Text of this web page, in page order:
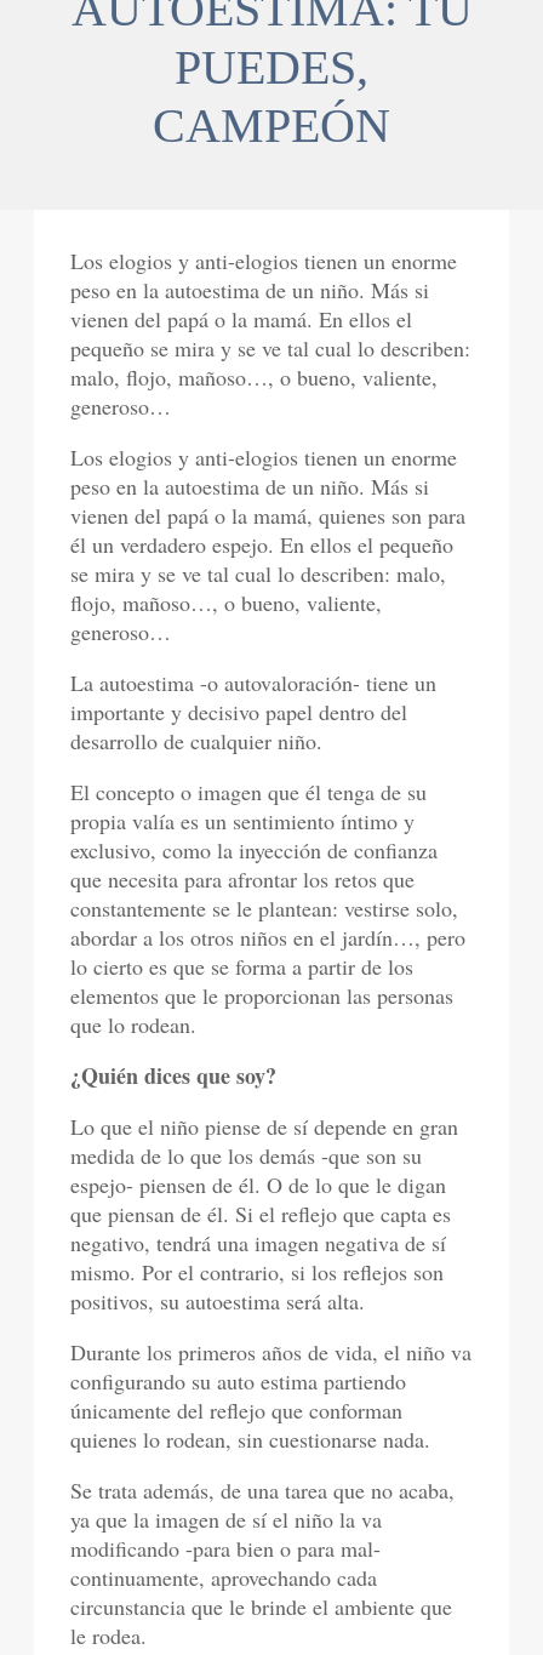
PUEDES,
CAMPEÓN
Los elogios y anti-elogios tienen un enorme
peso en la autoestima de un niño. Más si
vienen del papá o la mamá. En ellos el
pequeño se mira y se ve tal cual lo describen:
malo, flojo, mañoso…, o bueno, valiente,
generoso…
Los elogios y anti-elogios tienen un enorme
peso en la autoestima de un niño. Más si
vienen del papá o la mamá, quienes son para
él un verdadero espejo. En ellos el pequeño
se mira y se ve tal cual lo describen: malo,
flojo, mañoso…, o bueno, valiente,
generoso…
La autoestima -o autovaloración- tiene un
importante y decisivo papel dentro del
desarrollo de cualquier niño.
El concepto o imagen que él tenga de su
propia valía es un sentimiento íntimo y
exclusivo, como la inyección de confianza
que necesita para afrontar los retos que
constantemente se le plantean: vestirse solo,
abordar a los otros niños en el jardín…, pero
lo cierto es que se forma a partir de los
elementos que le proporcionan las personas
que lo rodean.
¿Quién dices que soy?
Lo que el niño piense de sí depende en gran
medida de lo que los demás -que son su
espejo- piensen de él. O de lo que le digan
que piensan de él. Si el reflejo que capta es
negativo, tendrá una imagen negativa de sí
mismo. Por el contrario, si los reflejos son
positivos, su autoestima será alta.
Durante los primeros años de vida, el niño va
configurando su auto estima partiendo
únicamente del reflejo que conforman
quienes lo rodean, sin cuestionarse nada.
Se trata además, de una tarea que no acaba,
ya que la imagen de sí el niño la va
modificando -para bien o para mal-
continuamente, aprovechando cada
circunstancia que le brinde el ambiente que
le rodea.